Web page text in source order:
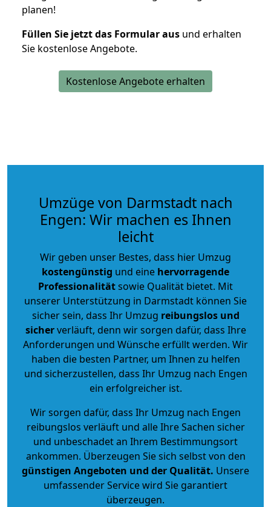
planen!
Füllen Sie jetzt das Formular aus und erhalten
Sie kostenlose Angebote.
Kostenlose Angebote erhalten
Umzüge von Darmstadt nach
Engen: Wir machen es Ihnen
leicht
Wir geben unser Bestes, dass hier Umzug
kostengünstig und eine hervorragende
Professionalitätsowie Qualität bietet. Mit
unserer Unterstützung in Darmstadt können Sie
sicher sein, dass Ihr Umzug reibungslos und
sicherverläuft, denn wir sorgen dafür, dass Ihre
Anforderungen und Wünsche erfüllt werden. Wir
haben die besten Partner, um Ihnen zu helfen
und sicherzustellen, dass Ihr Umzug nach Engen
ein erfolgreicher ist.
Wir sorgen dafür, dass Ihr Umzug nach Engen
reibungslos verläuft und alle Ihre Sachen sicher
und unbeschadet an Ihrem Bestimmungsort
ankommen. Überzeugen Sie sich selbst von den
günstigen Angeboten und der Qualität. Unsere
umfassender Service wird Sie garantiert
überzeugen.